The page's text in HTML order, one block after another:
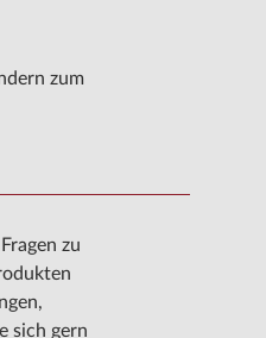
zum
zu
sich gern